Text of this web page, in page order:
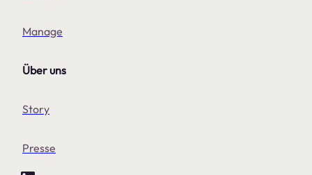
Manage
Über uns
Story
Presse